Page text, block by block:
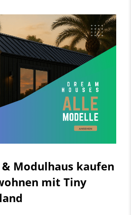
& Modulhaus kaufen
mit Tiny